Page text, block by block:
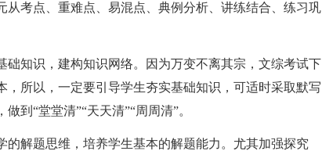
从考点、重难点、易混点、典例分析、讲练结合、练习巩
础知识，建构知识网络。因为万变不离其宗，文综考试下
所以，一定要引导学生夯实基础知识，可适时采取默写
到“堂堂清”“天天清”“周周清”。
解题思维，培养学生基本的解题能力。尤其加强探究